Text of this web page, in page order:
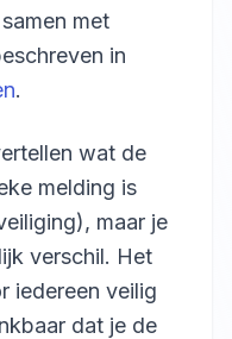
met
in
.
wat de
melding is
maar je
verschil. Het
iedereen veilig
dat je de